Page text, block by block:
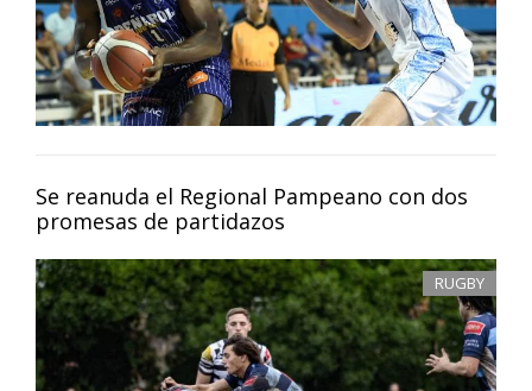
Se reanuda el Regional Pampeano con dos
promesas de partidazos
RUGBY